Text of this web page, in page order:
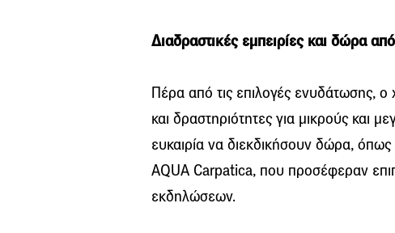
Διαδραστικές εμπειρίες και δώρα
Πέρα από τις επιλογές ενυδάτωσης, ο
και δραστηριότητες για μικρούς και
ευκαιρία να διεκδικήσουν δώρα, όπως
AQUA Carpatica, που προσέφεραν
εκδηλώσεων.